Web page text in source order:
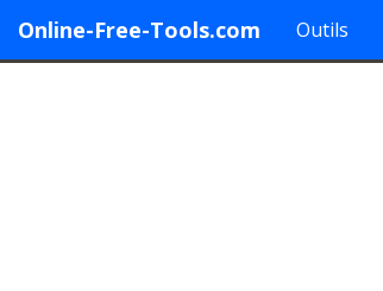
Online-Free-Tools.com Outils